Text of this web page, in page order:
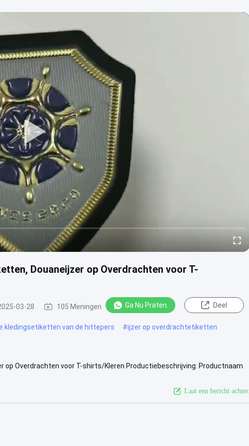
Douaneijzer op Overdrachten voor T-
03-28 105 Meningen Ga Nu Praten. Deel
kledingsetiketten van de hittepers #ijzer op overdrachtetiketten
op Overdrachten voor T-shirts/Kleren Productiebeschrijving: Productnaam
Laat een bericht achter.